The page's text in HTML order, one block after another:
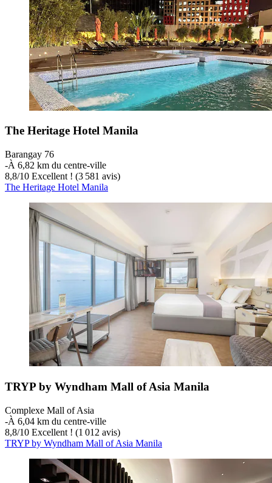
The Heritage Hotel Manila
Barangay 76
‐À 6,82 km du centre-ville
8,8/10 Excellent ! (3 581 avis)
The Heritage Hotel Manila
TRYP by Wyndham Mall of Asia Manila
Complexe Mall of Asia
‐À 6,04 km du centre-ville
8,8/10 Excellent ! (1 012 avis)
TRYP by Wyndham Mall of Asia Manila